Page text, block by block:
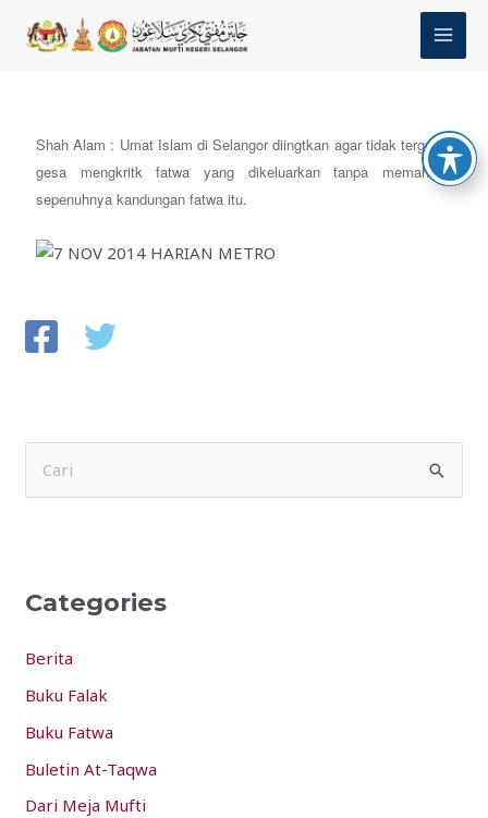
Shah Alam : Umat Islam di Selangor diingtkan agar tidak tergesa-
gesa mengkritk fatwa yang dikeluarkan tanpa memahami
sepenuhnya kandungan fatwa itu.
c
f
o
r
:
Categories
Berita
Buku Falak
Buku Fatwa
Buletin At-Taqwa
Dari Meja Mufti